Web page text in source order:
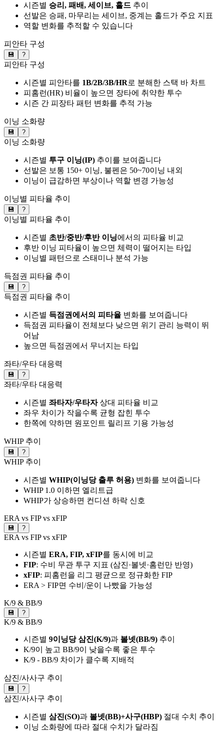
시즌별 승리, 패배, 세이브, 홀드 추이
선발은 승패, 마무리는 세이브, 중계는 홀드가 주요 지표
역할 변화를 추적할 수 있습니다
피안타 구성
💾 ?
피안타 구성
시즌별 피안타를 1B/2B/3B/HR로 분해한 스택 바 차트
피홈런(HR) 비율이 높으면 장타에 취약한 투수
시즌 간 피장타 패턴 변화를 추적 가능
이닝 소화량
💾 ?
이닝 소화량
시즌별 투구 이닝(IP) 추이를 보여줍니다
선발은 보통 150+ 이닝, 불펜은 50~70이닝 내외
이닝이 급감하면 부상이나 역할 변경 가능성
이닝별 피타율 추이
💾 ?
이닝별 피타율 추이
시즌별 초반/중반/후반 이닝에서의 피타율 비교
후반 이닝 피타율이 높으면 체력이 떨어지는 타입
이닝별 패턴으로 스태미나 분석 가능
득점권 피타율 추이
💾 ?
득점권 피타율 추이
시즌별 득점권에서의 피타율 변화를 보여줍니다
득점권 피타율이 전체보다 낮으면 위기 관리 능력이 뛰
어남
높으면 득점권에서 무너지는 타입
좌타/우타 대응력
💾 ?
좌타/우타 대응력
시즌별 좌타자/우타자상대 피타율 비교
좌우 차이가 작을수록 균형 잡힌 투수
한쪽에 약하면 원포인트 릴리프 기용 가능성
WHIP 추이
💾 ?
WHIP 추이
시즌별 WHIP(이닝당 출루 허용) 변화를 보여줍니다
WHIP 1.0 이하면 엘리트급
WHIP가 상승하면 컨디션 하락 신호
ERA vs FIP vs xFIP
💾 ?
ERA vs FIP vs xFIP
시즌별 ERA, FIP, xFIP를 동시에 비교
FIP: 수비 무관 투구 지표 (삼진·볼넷·홈런만 반영)
xFIP: 피홈런을 리그 평균으로 정규화한 FIP
ERA > FIP면 수비/운이 나빴을 가능성
K/9 & BB/9
💾 ?
K/9 & BB/9
시즌별 9이닝당 삼진(K/9)과 볼넷(BB/9) 추이
K/9이 높고 BB/9이 낮을수록 좋은 투수
K/9 - BB/9 차이가 클수록 지배적
삼진/사사구 추이
💾 ?
삼진/사사구 추이
시즌별 삼진(SO)과 볼넷(BB)+사구(HBP) 절대 수치 추이
이닝 소화량에 따라 절대 수치가 달라짐